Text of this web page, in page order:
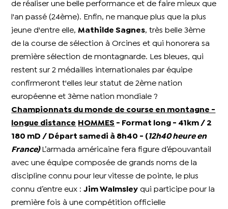
de réaliser une belle performance et de faire mieux que
l'an passé (24ème). Enfin, ne manque plus que la plus
jeune d'entre elle,Mathilde Sagnes, très belle 3ème
de la course de sélection à Orcines et qui honorera sa
première sélection de montagnarde. Les bleues, qui
restent sur 2 médailles internationales par équipe
confirmeront t'elles leur statut de 2ème nation
européenne et 3ème nation mondiale ?
Championnats du monde de course en montagne -
longue distance
HOMMES - Format long - 41km / 2
180 mD / Départ samedi à 8h40 - ( 12h40 heure en
France)L’armada américaine fera figure d’épouvantail
avec une équipe composée de grands noms de la
discipline connu pour leur vitesse de pointe, le plus
connu d’entre eux :Jim Walmsley qui participe pour la
première fois à une compétition officielle